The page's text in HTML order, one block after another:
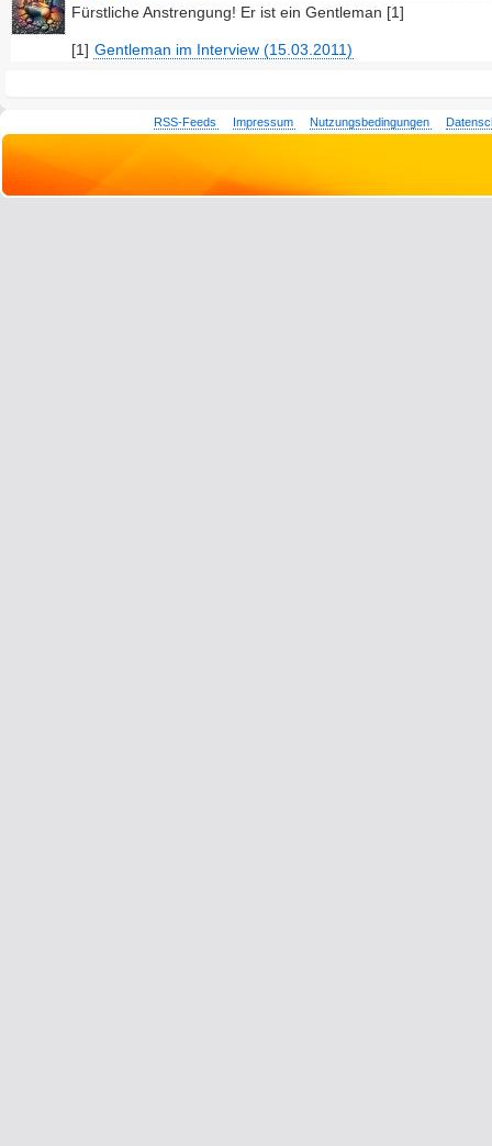
Fürstliche Anstrengung! Er ist ein Gentleman [1]
[1] Gentleman im Interview (15.03.2011)
RSS-Feeds Impressum Nutzungsbedingungen